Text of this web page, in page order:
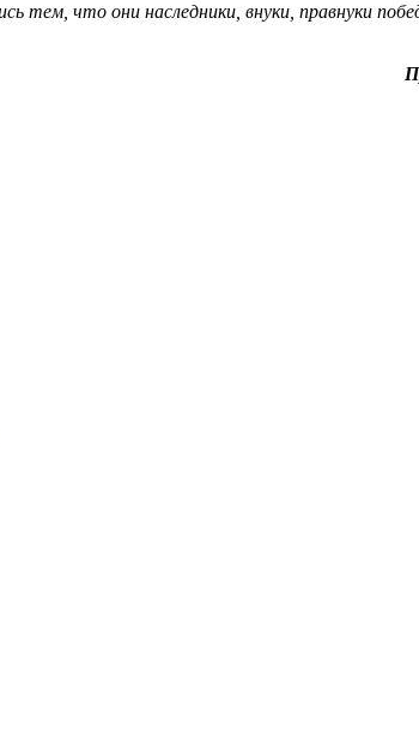
что они наследники, внуки, правнуки